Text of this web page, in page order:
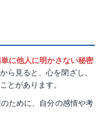
に他人に明かさない秘密
ら見ると、心を閉ざし、
とがあります。
ために、自分の感情や考